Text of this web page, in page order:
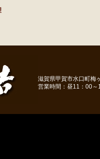
滋賀県甲賀市水口町梅
営業時間：昼11：00